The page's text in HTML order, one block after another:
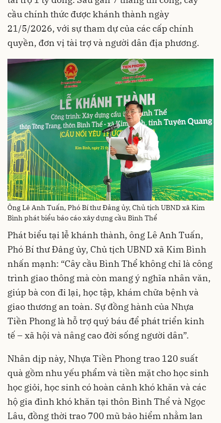
cầu chính thức được khánh thành ngày
21/5/2026, với sự tham dự của các cấp chính
quyền, đơn vị tài trợ và người dân địa phương.
Ông Lê Anh Tuấn, Phó Bí thư Đảng ủy, Chủ tịch UBND xã Kim
Bình phát biểu báo cáo xây dựng cầu Bình Thể
Phát biểu tại lễ khánh thành, ông Lê Anh Tuấn,
Phó Bí thư Đảng ủy, Chủ tịch UBND xã Kim Bình
nhấn mạnh: “Cây cầu Bình Thể không chỉ là công
trình giao thông mà còn mang ý nghĩa nhân văn,
giúp bà con đi lại, học tập, khám chữa bệnh và
giao thương an toàn. Sự đồng hành của Nhựa
Tiền Phong là hỗ trợ quý báu để phát triển kinh
tế – xã hội và nâng cao đời sống người dân”.
Nhân dịp này, Nhựa Tiền Phong trao 120 suất
quà gồm nhu yếu phẩm và tiền mặt cho học sinh
học giỏi, học sinh có hoàn cảnh khó khăn và các
hộ gia đình khó khăn tại thôn Bình Thể và Ngọc
Lâu, đồng thời trao 700 mũ bảo hiểm nhằm lan